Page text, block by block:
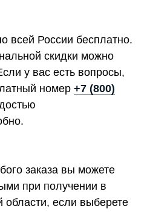
всей России бесплатно.
скидки можно
у вас есть вопросы,
номер +7 (800)
заказа вы можете
при получении в
области, если выберете
stab.ru